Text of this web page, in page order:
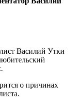
Василий Утки
о причинах